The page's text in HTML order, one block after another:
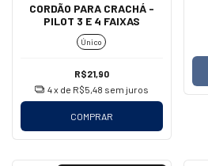
CORDÃO PARA CRACHÁ -
PILOT 3 E 4 FAIXAS
Único
R$21,90
4x de R$5,48 sem juros
COMPRAR